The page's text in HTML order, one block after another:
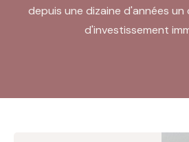
depuis une dizaine d'années
d'investissement